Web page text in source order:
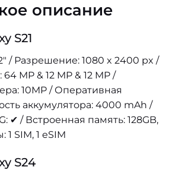
описание
S21
/ Разрешение: 1080 x 2400 px /
MP & 12 MP & 12 MP /
10MP / Оперативная
аккумулятора: 4000 mAh /
✔ / Встроенная память: 128GB,
SIM, 1 eSIM
S24